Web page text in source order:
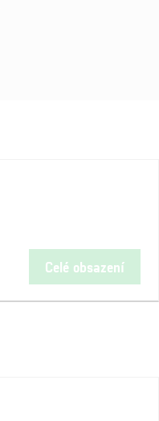
Celé obsazení